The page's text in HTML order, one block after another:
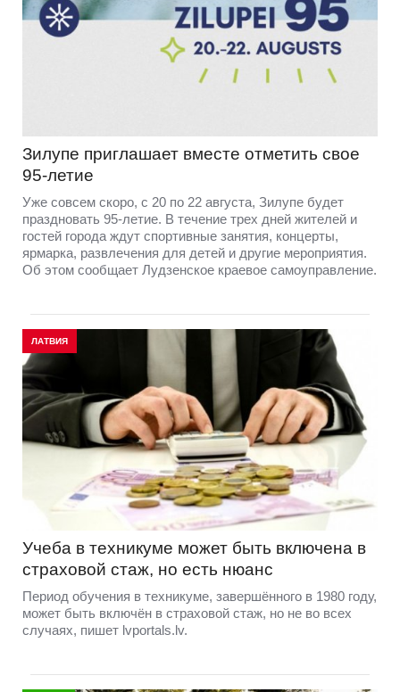
Зилупе приглашает вместе отметить свое
95-летие
Уже совсем скоро, с 20 по 22 августа, Зилупе будет
праздновать 95-летие. В течение трех дней жителей и
гостей города ждут спортивные занятия, концерты,
ярмарка, развлечения для детей и другие мероприятия.
Об этом сообщает Лудзенское краевое самоуправление.
ЛАТВИЯ
Учеба в техникуме может быть включена в
страховой стаж, но есть нюанс
Период обучения в техникуме, завершённого в 1980 году,
может быть включён в страховой стаж, но не во всех
случаях, пишет lvportals.lv.